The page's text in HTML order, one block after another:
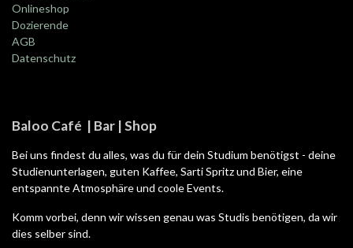
Onlineshop
Dozierende
AGB
Datenschutz
Baloo Café | Bar | Shop
Bei uns findest du alles, was du für dein Studium benötigst - deine
Studienunterlagen, guten Kaffee, Sarti Spritz und Bier, eine
entspannte Atmosphäre und coole Events.
Komm vorbei, denn wir wissen genau was Studis benötigen, da wir
dies selber sind.